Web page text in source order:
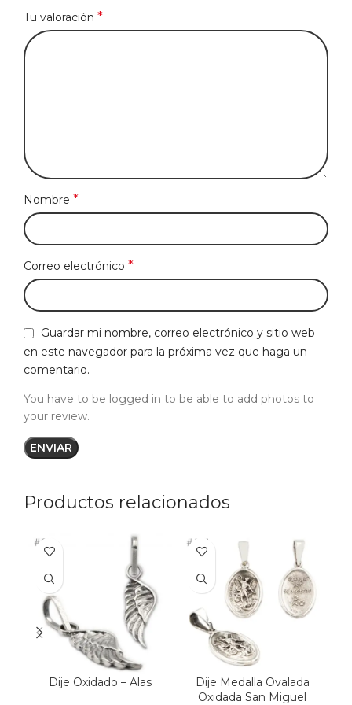
Tu valoración *
Nombre *
Correo electrónico *
Guardar mi nombre, correo electrónico y sitio web
en este navegador para la próxima vez que haga un
comentario.
You have to be logged in to be able to add photos to
your review.
Productos relacionados
Dije Oxidado – Alas
Dije Medalla Ovalada
Oxidada San Miguel